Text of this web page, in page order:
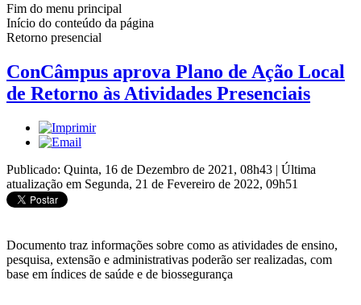
Fim do menu principal
Início do conteúdo da página
Retorno presencial
ConCâmpus aprova Plano de Ação Local
de Retorno às Atividades Presenciais
Publicado: Quinta, 16 de Dezembro de 2021, 08h43 | Última
atualização em Segunda, 21 de Fevereiro de 2022, 09h51
Documento traz informações sobre como as atividades de ensino,
pesquisa, extensão e administrativas poderão ser realizadas, com
base em índices de saúde e de biossegurança